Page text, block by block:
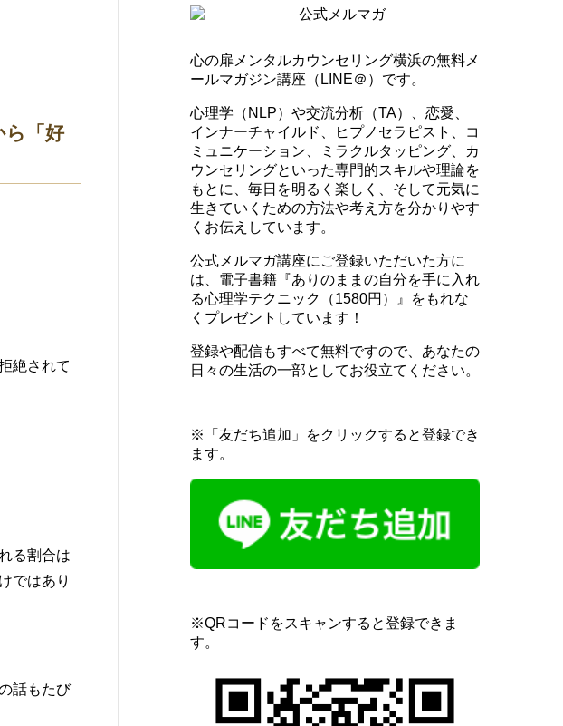
ら「好
絶されて
る割合は
ではあり
話もたび
心の扉メンタルカウンセリング横浜の無料メ
ールマガジン講座（LINE＠）です。
心理学（NLP）や交流分析（TA）、恋愛、
インナーチャイルド、ヒプノセラピスト、コ
ミュニケーション、ミラクルタッピング、カ
ウンセリングといった専門的スキルや理論を
もとに、毎日を明るく楽しく、そして元気に
生きていくための方法や考え方を分かりやす
くお伝えしています。
公式メルマガ講座にご登録いただいた方に
は、電子書籍『ありのままの自分を手に入れ
る心理学テクニック（1580円）』をもれな
くプレゼントしています！
登録や配信もすべて無料ですので、あなたの
日々の生活の一部としてお役立てください。
※「友だち追加」をクリックすると登録でき
ます。
※QRコードをスキャンすると登録できま
す。